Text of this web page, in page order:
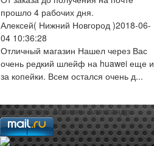
прошло 4 рабочих дня.
Алексей( Нижний Новгород )2018-06-
04 10:36:28
Отличный магазин Нашел через Вас
очень редкий шлейф на huawei еще и
за копейки. Всем остался очень д...
web-мастер:Аблизин Александр